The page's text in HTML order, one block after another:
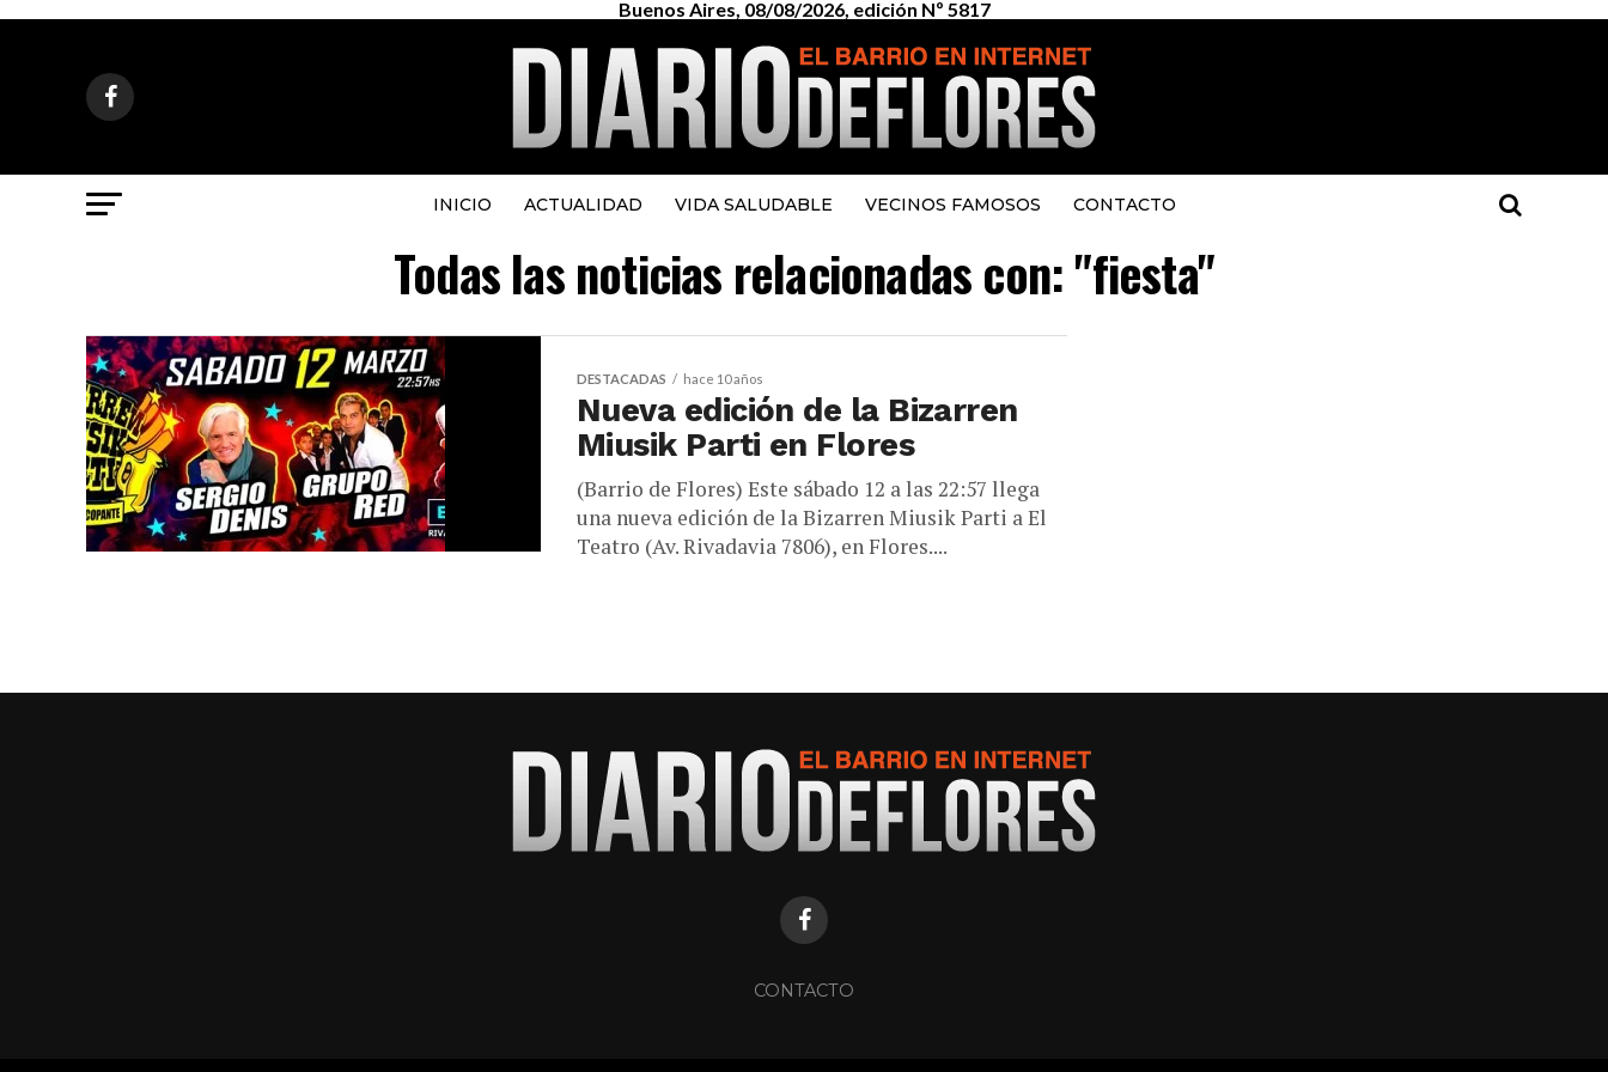
Buenos Aires, 08/08/2026, edición Nº 5817
INICIO ACTUALIDAD VIDA SALUDABLE VECINOS FAMOSOS CONTACTO
Todas las noticias relacionadas con: "fiesta"
DESTACADAS hace 10 años
Nueva edición de la Bizarren
Miusik Parti en Flores
(Barrio de Flores) Este sábado 12 a las 22:57 llega
una nueva edición de la Bizarren Miusik Parti a El
Teatro (Av. Rivadavia 7806), en Flores....
CONTACTO